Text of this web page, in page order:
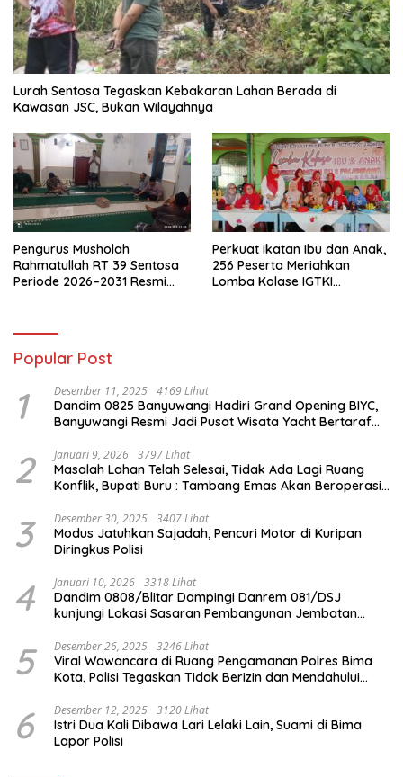
Lurah Sentosa Tegaskan Kebakaran Lahan Berada di
Kawasan JSC, Bukan Wilayahnya
Pengurus Musholah
Rahmatullah RT 39 Sentosa
Periode 2026–2031 Resmi
Perkuat Ikatan Ibu dan Anak,
256 Peserta Meriahkan
Lomba Kolase IGTKI
Popular Post
1 Desember 11, 2025 4169 Lihat
Dandim 0825 Banyuwangi Hadiri Grand Opening BIYC,
Banyuwangi Resmi Jadi Pusat Wisata Yacht Bertaraf
2 Januari 9, 2026 3797 Lihat
Masalah Lahan Telah Selesai, Tidak Ada Lagi Ruang
Konflik, Bupati Buru : Tambang Emas Akan Beroperasi
3 Desember 30, 2025 3407 Lihat
Modus Jatuhkan Sajadah, Pencuri Motor di Kuripan
Diringkus Polisi
4 Januari 10, 2026 3318 Lihat
Dandim 0808/Blitar Dampingi Danrem 081/DSJ
kunjungi Lokasi Sasaran Pembangunan Jembatan
5 Desember 26, 2025 3246 Lihat
Viral Wawancara di Ruang Pengamanan Polres Bima
Kota, Polisi Tegaskan Tidak Berizin dan Mendahului
6 Desember 12, 2025 3120 Lihat
Istri Dua Kali Dibawa Lari Lelaki Lain, Suami di Bima
Lapor Polisi